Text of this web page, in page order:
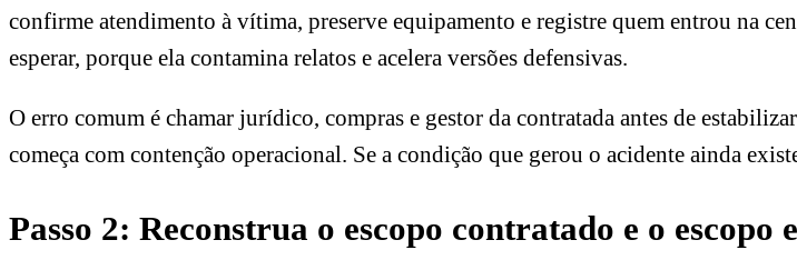
confirme atendimento à vítima, preserve equipamento e registre quem entrou na
esperar, porque ela contamina relatos e acelera versões defensivas.
O erro comum é chamar jurídico, compras e gestor da contratada antes de
começa com contenção operacional. Se a condição que gerou o acidente ainda
Passo 2: Reconstrua o escopo contratado e o escopo